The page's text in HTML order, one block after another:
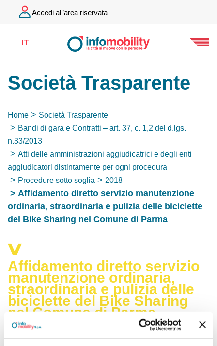
Accedi all’area riservata
IT
Società Trasparente
Home
Società Trasparente
Bandi di gara e Contratti – art. 37, c. 1,2 del d.lgs.
n.33/2013
Atti delle amministrazioni aggiudicatrici e degli enti
aggiudicatori distintamente per ogni procedura
Procedure sotto soglia
2018
Affidamento diretto servizio manutenzione
ordinaria, straordinaria e pulizia delle biciclette
del Bike Sharing nel Comune di Parma
Affidamento diretto servizio
manutenzione ordinaria,
straordinaria e pulizia delle
biciclette del Bike Sharing
nel Comune di Parma
Affidamento diretto, ai sensi dell'art. 36, comma 2, lett. a)